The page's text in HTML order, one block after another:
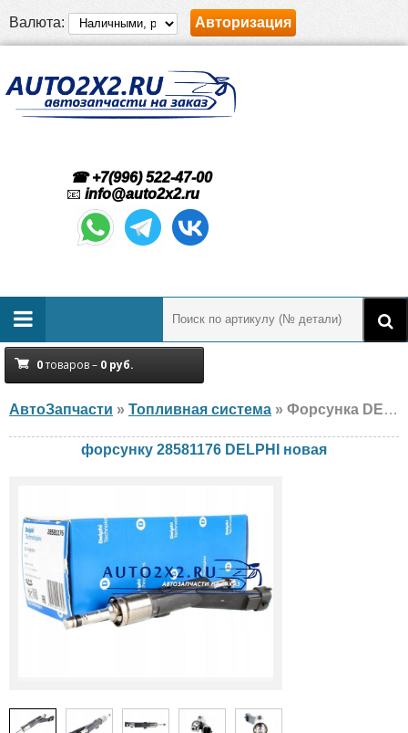
Валюта: Авторизация
☎ +7(996) 522-47-00
📧 info@auto2x2.ru
0товаров – 0 руб.
АвтоЗапчасти » Топливная система » Форсунка DELPHI 28581176 Opel, Citroen, Peugeot, новая
форсунку 28581176 DELPHI новая